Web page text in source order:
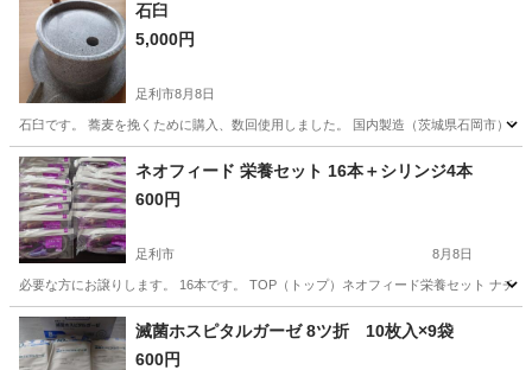
石臼
5,000円
足利市8月8日
石臼です。 蕎麦を挽くために購入、数回使用しました。 国内製造（茨城県石岡市）
栃木 足利市 調理器具 石臼
ネオフィード 栄養セット 16本＋シリンジ4本
600円
足利市 8月8日
必要な方にお譲りします。 16本です。 TOP（トップ）ネオフィード栄養セット ナチ
栃木 足利市 その他 ネオ
滅菌ホスピタルガーゼ 8ツ折 10枚入×9袋
600円